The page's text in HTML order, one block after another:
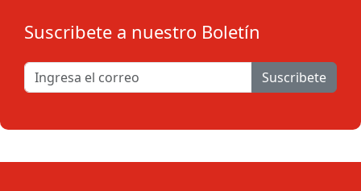
Suscribete a nuestro Boletín
Suscribete